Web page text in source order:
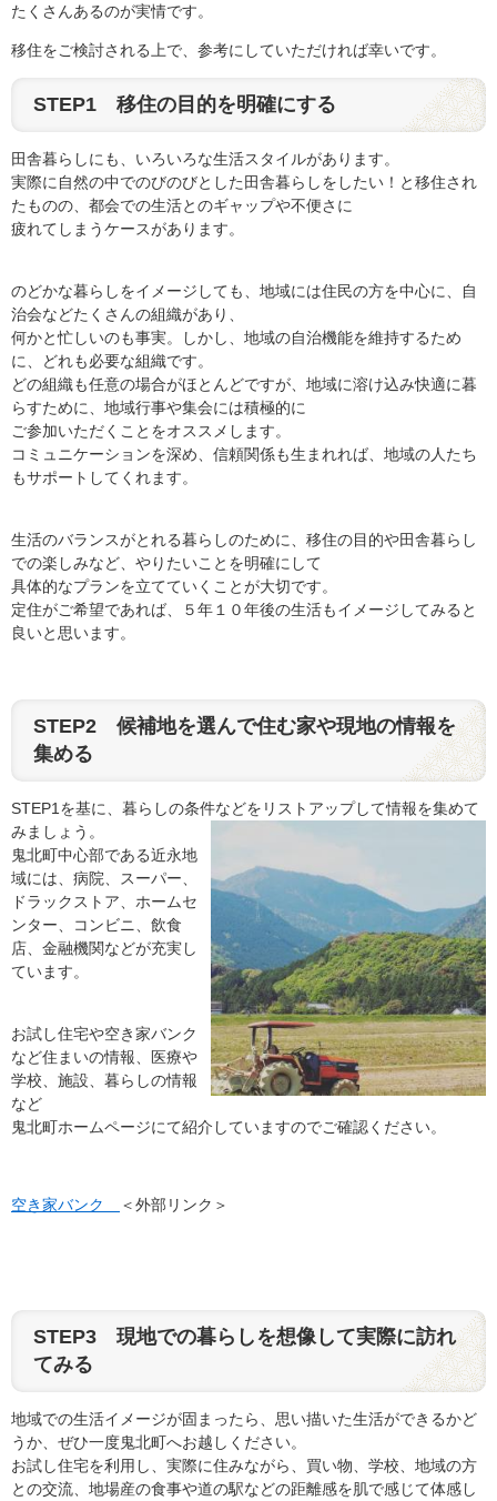
たくさんあるのが実情です。
移住をご検討される上で、参考にしていただければ幸いです。
STEP1 移住の目的を明確にする
田舎暮らしにも、いろいろな生活スタイルがあります。
実際に自然の中でのびのびとした田舎暮らしをしたい！と移住され
たものの、都会での生活とのギャップや不便さに
疲れてしまうケースがあります。
のどかな暮らしをイメージしても、地域には住民の方を中心に、自
治会などたくさんの組織があり、
何かと忙しいのも事実。しかし、地域の自治機能を維持するため
に、どれも必要な組織です。
どの組織も任意の場合がほとんどですが、地域に溶け込み快適に暮
らすために、地域行事や集会には積極的に
ご参加いただくことをオススメします。
コミュニケーションを深め、信頼関係も生まれれば、地域の人たち
もサポートしてくれます。
生活のバランスがとれる暮らしのために、移住の目的や田舎暮らし
での楽しみなど、やりたいことを明確にして
具体的なプランを立てていくことが大切です。
定住がご希望であれば、５年１０年後の生活もイメージしてみると
良いと思います。
STEP2 候補地を選んで住む家や現地の情報を
集める
STEP1を基に、暮らしの条件などをリストアップして情報を集めて
みましょう。
鬼北町中心部である近永地
域には、病院、スーパー、
ドラックストア、ホームセ
ンター、コンビニ、飲食
店、金融機関などが充実し
ています。
お試し住宅や空き家バンク
など住まいの情報、医療や
学校、施設、暮らしの情報
など
鬼北町ホームページにて紹介していますのでご確認ください。
空き家バンク ＜外部リンク＞
STEP3 現地での暮らしを想像して実際に訪れ
てみる
地域での生活イメージが固まったら、思い描いた生活ができるかど
うか、ぜひ一度鬼北町へお越しください。
お試し住宅を利用し、実際に住みながら、買い物、学校、地域の方
との交流、地場産の食事や道の駅などの距離感を肌で感じて体感し